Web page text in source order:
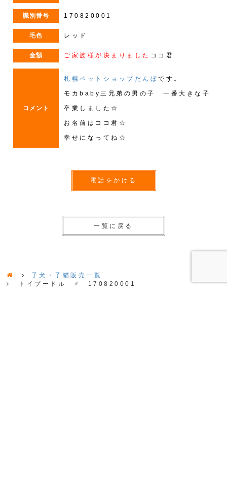
識別番号 170820001
毛色 レッド
金額 ご家族様が決まりました ココ君
コメント
札幌ペットショップだんぼです。
モカbaby三兄弟の男の子 一番大きな子
卒業しました☆
お名前はココ君☆
幸せになってね☆
電話をかける
一覧に戻る
子犬・子猫販売一覧
トイプードル ♂ 170820001